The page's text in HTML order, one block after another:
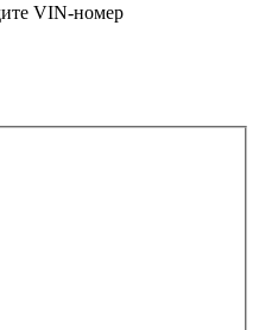
VIN-номер